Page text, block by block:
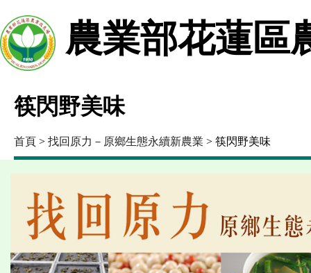
農業部花蓮區
筷閃野美味
首頁 > 找回原力－原鄉生態永續新農業 > 筷閃野美味